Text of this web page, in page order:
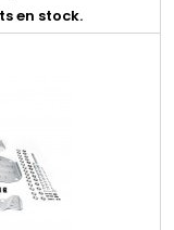
en stock.